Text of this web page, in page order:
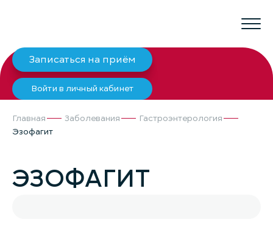
Записаться на приём
Войти в личный кабинет
Главная Заболевания
Гастроэнтерология
Эзофагит
ЭЗОФАГИТ